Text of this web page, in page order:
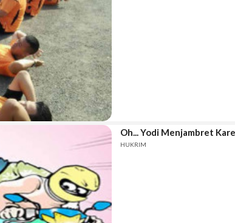
Oh... Yodi Menjambret
HUKRIM